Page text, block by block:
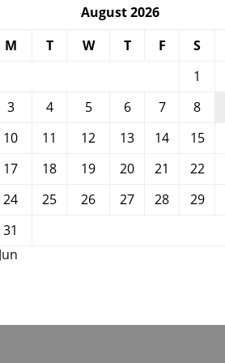
August 2026
M
T W T F S
1
3
4 5 6 7 8
10
11 12 13 14 15
17
18 19 20 21 22
24
25 26 27 28 29
31